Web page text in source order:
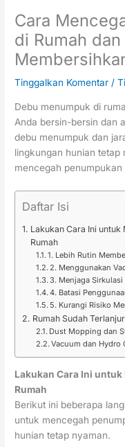
Cara
di Rumah
Tinggalkan Komentar /
Debu menumpuk di
Anda bersin-bersin dan
debu menumpuk dan
lingkungan hunian tetap
mencegah
Daftar Isi
Lakukan Cara Ini
Rumah
1. Lebih Rutin
2. Menggunakan
3. Menjaga Sirkulasi
4. Batasi
5. Kurangi Risiko
Rumah Sudah
Dust Mopping dan
Vacuum dan Hydro
Lakukan Cara Ini
Rumah
Berikut ini beberapa
untuk mencegah
hunian tetap nyaman.